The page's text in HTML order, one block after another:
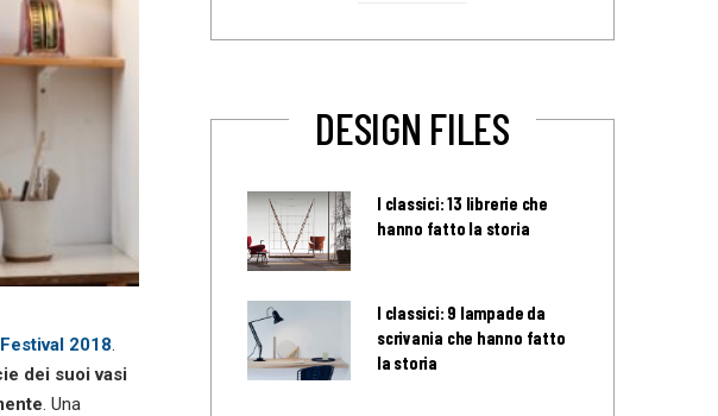
2018.
dei suoi vasi
. Una
DESIGN FILES
I classici: 13 librerie che
hanno fatto la storia
I classici: 9 lampade da
scrivania che hanno fatto
la storia